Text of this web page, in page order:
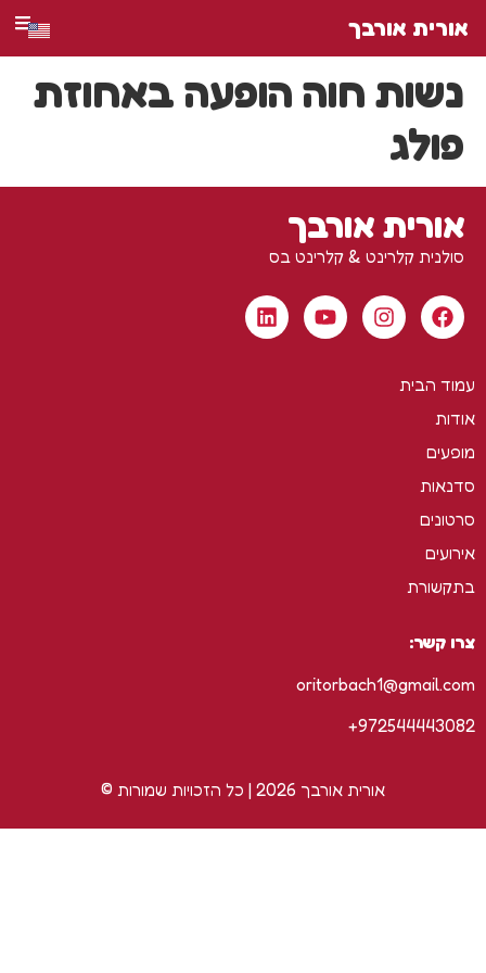
אורית אורבך
נשות חוה הופעה באחוזת
פולג
אורית אורבך
סולנית קלרינט & קלרינט בס
עמוד הבית
אודות
מופעים
סדנאות
סרטונים
אירועים
בתקשורת
צרו קשר:
oritorbach1@gmail.com
972544443082+
אורית אורבך 2026 | כל הזכויות שמורות ©